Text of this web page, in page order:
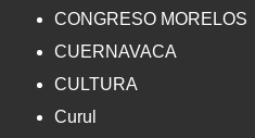
CONGRESO MORELOS
CUERNAVACA
CULTURA
Curul